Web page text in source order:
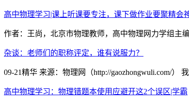
高中物理学习|课上听课要专注，课下做作业要聚精会
作者：王尚，北京市物理教师，高中物理网力学组主
杂谈：老师们的职称评定，谁有说服力？
09-21精华 来源：物理网（http://gaozhongwuli.com/
高中物理学习：物理错题本使用应避开这2个误区|学霸